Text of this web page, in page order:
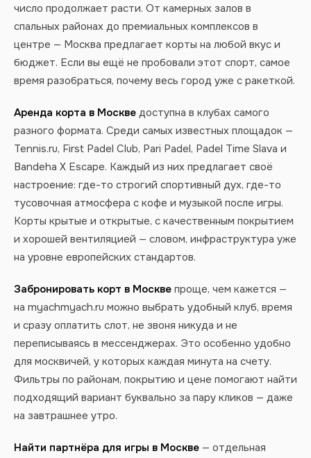
число продолжает расти. От камерных залов в
спальных районах до премиальных комплексов в
центре — Москва предлагает корты на любой вкус и
бюджет. Если вы ещё не пробовали этот спорт, самое
время разобраться, почему весь город уже с ракеткой.
Аренда корта в Москве доступна в клубах самого
разного формата. Среди самых известных площадок —
Tennis.ru, First Padel Club, Pari Padel, Padel Time Slava и
Bandeha X Escape. Каждый из них предлагает своё
настроение: где-то строгий спортивный дух, где-то
тусовочная атмосфера с кофе и музыкой после игры.
Корты крытые и открытые, с качественным покрытием
и хорошей вентиляцией — словом, инфраструктура уже
на уровне европейских стандартов.
Забронировать корт в Москве проще, чем кажется —
на myachmyach.ru можно выбрать удобный клуб, время
и сразу оплатить слот, не звоня никуда и не
переписываясь в мессенджерах. Это особенно удобно
для москвичей, у которых каждая минута на счету.
Фильтры по районам, покрытию и цене помогают найти
подходящий вариант буквально за пару кликов — даже
на завтрашнее утро.
Найти партнёра для игры в Москве — отдельная